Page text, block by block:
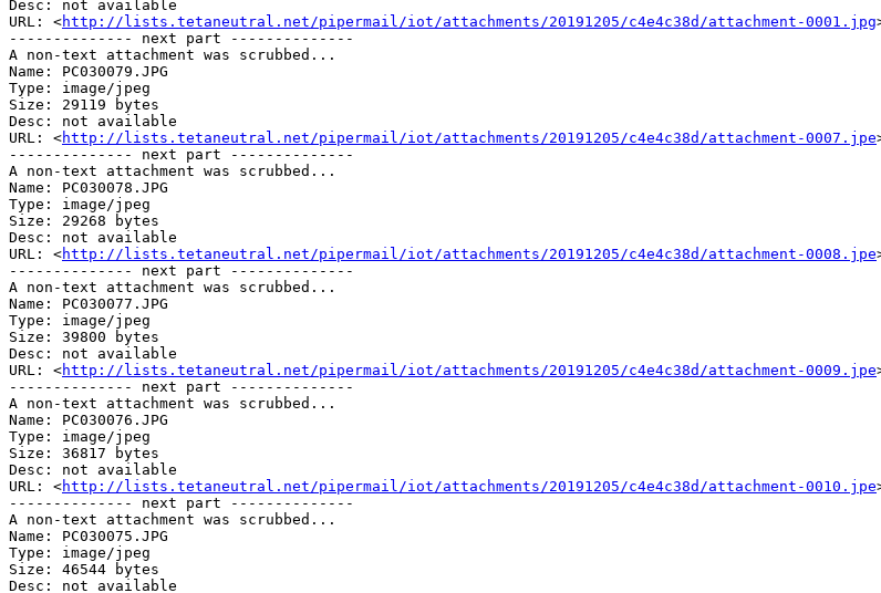
Desc: not available
URL: <http://lists.tetaneutral.net/pipermail/iot/attachments/20191205/c4e4c38d/attachment-0001.jpg
-------------- next part --------------
A non-text attachment was scrubbed...
Name: PC030079.JPG
Type: image/jpeg
Size: 29119 bytes
Desc: not available
URL: <http://lists.tetaneutral.net/pipermail/iot/attachments/20191205/c4e4c38d/attachment-0007.jpe
-------------- next part --------------
A non-text attachment was scrubbed...
Name: PC030078.JPG
Type: image/jpeg
Size: 29268 bytes
Desc: not available
URL: <http://lists.tetaneutral.net/pipermail/iot/attachments/20191205/c4e4c38d/attachment-0008.jpe
-------------- next part --------------
A non-text attachment was scrubbed...
Name: PC030077.JPG
Type: image/jpeg
Size: 39800 bytes
Desc: not available
URL: <http://lists.tetaneutral.net/pipermail/iot/attachments/20191205/c4e4c38d/attachment-0009.jpe
-------------- next part --------------
A non-text attachment was scrubbed...
Name: PC030076.JPG
Type: image/jpeg
Size: 36817 bytes
Desc: not available
URL: <http://lists.tetaneutral.net/pipermail/iot/attachments/20191205/c4e4c38d/attachment-0010.jpe
-------------- next part --------------
A non-text attachment was scrubbed...
Name: PC030075.JPG
Type: image/jpeg
Size: 46544 bytes
Desc: not available